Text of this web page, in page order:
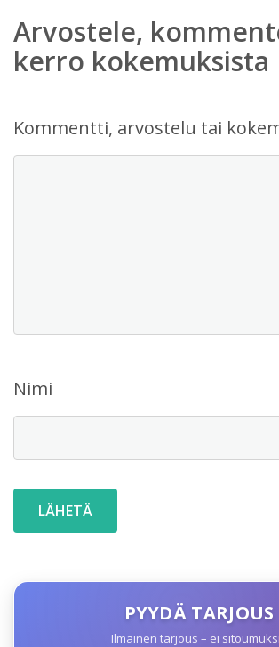
Arvostele,
kerro kokemuksista
Kommentti, arvostelu tai
Nimi
PYYDÄ TARJOUS
Ilmainen tarjous – ei